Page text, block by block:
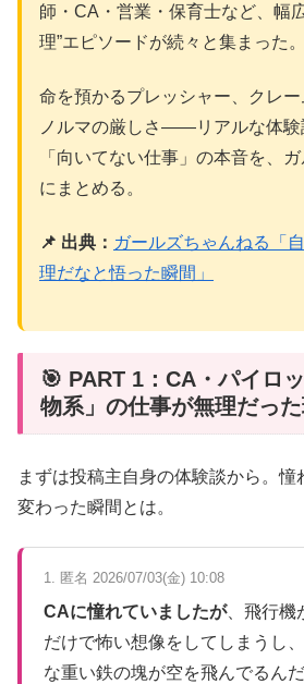
師・CA・営業・保育士など、幅
理”エピソードが続々と集まった。
命を預かるプレッシャー、クレー
ノルマの厳しさ——リアルな体験
「向いてない仕事」の本音を、
にまとめる。
📌 出典： ガールズちゃんねる「
理だなと悟った瞬間」
🎯 PART 1：CA・パイロ
物系」の仕事が無理だっ
まずは投稿主自身の体験談から。憧
変わった瞬間とは。
1. 匿名 2026/07/03(金) 10:08
CAに憧れていましたが、飛行機
だけで怖い想像をしてしまうし
な重い鉄の塊が空を飛んでるん